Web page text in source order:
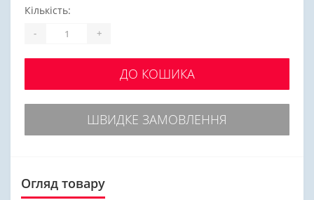
Кількість:
- +
ДО КОШИКА
ШВИДКЕ ЗАМОВЛЕННЯ
Огляд товару